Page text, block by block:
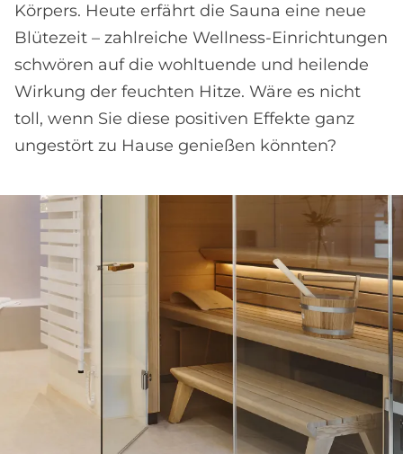
Körpers. Heute erfährt die Sauna eine neue
Blütezeit – zahlreiche Wellness-Einrichtungen
schwören auf die wohltuende und heilende
Wirkung der feuchten Hitze. Wäre es nicht
toll, wenn Sie diese positiven Effekte ganz
ungestört zu Hause genießen könnten?